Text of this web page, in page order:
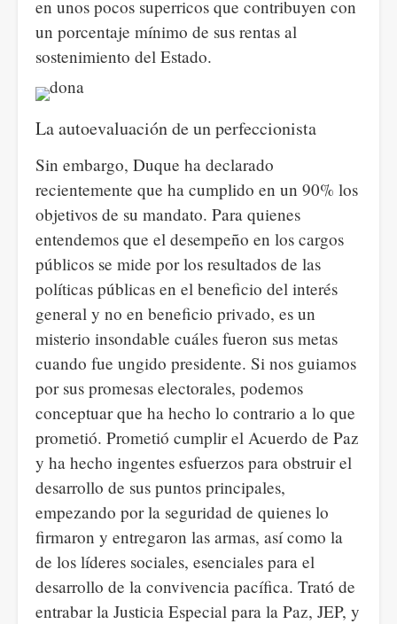
en unos pocos superricos que contribuyen con
un porcentaje mínimo de sus rentas al
sostenimiento del Estado.
La autoevaluación de un perfeccionista
Sin embargo, Duque ha declarado
recientemente que ha cumplido en un 90% los
objetivos de su mandato. Para quienes
entendemos que el desempeño en los cargos
públicos se mide por los resultados de las
políticas públicas en el beneficio del interés
general y no en beneficio privado, es un
misterio insondable cuáles fueron sus metas
cuando fue ungido presidente. Si nos guiamos
por sus promesas electorales, podemos
conceptuar que ha hecho lo contrario a lo que
prometió. Prometió cumplir el Acuerdo de Paz
y ha hecho ingentes esfuerzos para obstruir el
desarrollo de sus puntos principales,
empezando por la seguridad de quienes lo
firmaron y entregaron las armas, así como la
de los líderes sociales, esenciales para el
desarrollo de la convivencia pacífica. Trató de
entrabar la Justicia Especial para la Paz, JEP, y